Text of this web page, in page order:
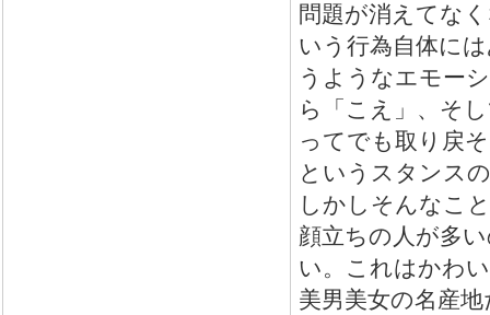
問題が消えてな
いう行為自体に
うようなエモー
ら「こえ」、そ
ってでも取り戻
というスタンス
しかしそんなこ
顔立ちの人が多
い。これはかわ
美男美女の名産